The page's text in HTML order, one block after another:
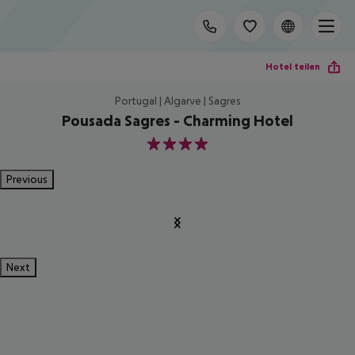
Hotel teilen
Portugal | Algarve | Sagres
Pousada Sagres - Charming Hotel
4
Previous
Next